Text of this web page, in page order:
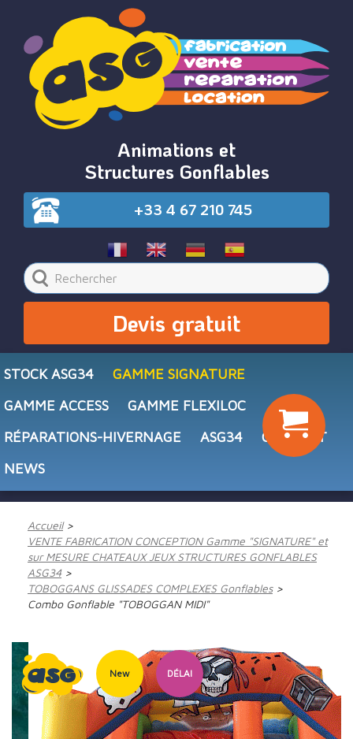
Animations et
Structures Gonflables
+33 4 67 210 745
Devis gratuit
STOCK ASG34
GAMME SIGNATURE
GAMME ACCESS
GAMME FLEXILOC
RÉPARATIONS-HIVERNAGE
ASG34
CONTACT
NEWS
Accueil
VENTE FABRICATION CONCEPTION Gamme "SIGNATURE" et
sur MESURE CHATEAUX JEUX STRUCTURES GONFLABLES
ASG34
TOBOGGANS GLISSADES COMPLEXES Gonflables
Combo Gonflable "TOBOGGAN MIDI"
New DÉLAI